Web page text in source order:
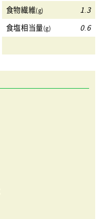
食物繊維(g)
1.3
食塩相当量(g)
0.6